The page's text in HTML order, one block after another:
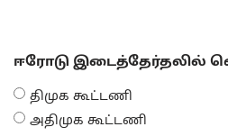
ஈரோடு இடைத்தேர்தலில்
திமுக கூட்டணி
அதிமுக கூட்டணி